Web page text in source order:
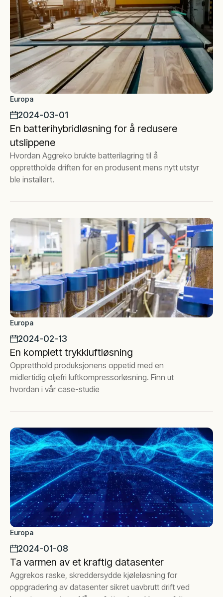
Europa
2024-03-01
En batterihybridløsning for å redusere
utslippene
Hvordan Aggreko brukte batterilagring til å
opprettholde driften for en produsent mens nytt utstyr
ble installert.
Europa
2024-02-13
En komplett trykkluftløsning
Oppretthold produksjonens oppetid med en
midlertidig oljefri luftkompressorløsning. Finn ut
hvordan i vår case-studie
Europa
2024-01-08
Ta varmen av et kraftig datasenter
Aggrekos raske, skreddersydde kjøleløsning for
oppgradering av datasenter sikret uavbrutt drift ved